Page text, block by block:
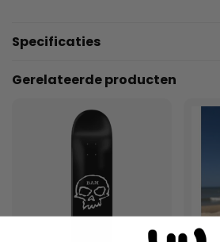
Specificaties
Gerelateerde producten